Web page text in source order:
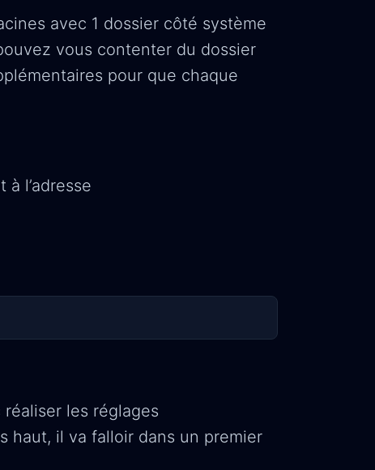
avec 1 dossier côté système
vous contenter du dossier
pour que chaque
l’adresse
les réglages
haut, il va falloir dans un premier